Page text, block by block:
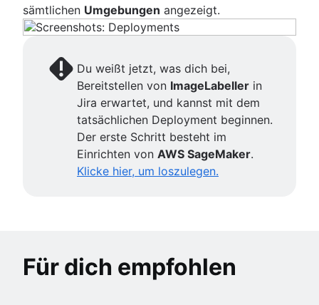
sämtlichen Umgebungen angezeigt.
Du weißt jetzt, was dich bei,
Bereitstellen von ImageLabeller in
Jira erwartet, und kannst mit dem
tatsächlichen Deployment beginnen.
Der erste Schritt besteht im
Einrichten von AWS SageMaker.
Klicke hier, um loszulegen.
Für dich empfohlen